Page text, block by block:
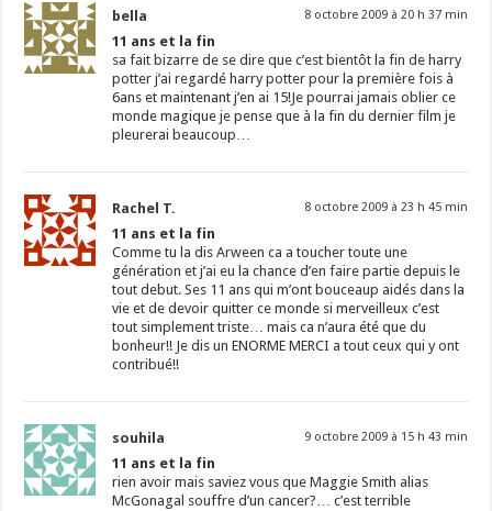
bella 8 octobre 2009 à 20 h 37 min
11 ans et la fin
sa fait bizarre de se dire que c’est bientôt la fin de harry
potter j’ai regardé harry potter pour la première fois à
6ans et maintenant j’en ai 15!Je pourrai jamais oblier ce
monde magique je pense que à la fin du dernier film je
pleurerai beaucoup…
Rachel T. 8 octobre 2009 à 23 h 45 min
11 ans et la fin
Comme tu la dis Arween ca a toucher toute une
génération et j’ai eu la chance d’en faire partie depuis le
tout debut. Ses 11 ans qui m’ont bouceaup aidés dans la
vie et de devoir quitter ce monde si merveilleux c’est
tout simplement triste… mais ca n’aura été que du
bonheur!! Je dis un ENORME MERCI a tout ceux qui y ont
contribué!!
souhila 9 octobre 2009 à 15 h 43 min
11 ans et la fin
rien avoir mais saviez vous que Maggie Smith alias
McGonagal souffre d’un cancer?… c’est terrible